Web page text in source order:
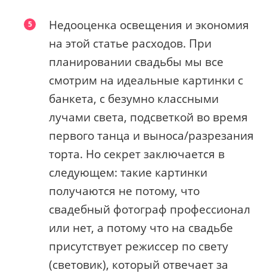
Недооценка освещения и экономия
на этой статье расходов. При
планировании свадьбы мы все
смотрим на идеальные картинки с
банкета, с безумно классными
лучами света, подсветкой во время
первого танца и выноса/разрезания
торта. Но секрет заключается в
следующем: такие картинки
получаются не потому, что
свадебный фотограф профессионал
или нет, а потому что на свадьбе
присутствует режиссер по свету
(световик), который отвечает за